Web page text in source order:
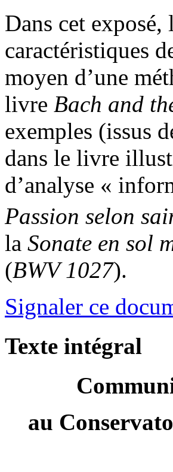
Dans cet
caractéristiques
moyen d’une
livre Bach and
exemples (issus
dans le livre
d’analyse «
Passion selon
la Sonate en sol
(BWV 1027).
Signaler ce
Texte intégral
au